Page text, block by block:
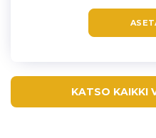
KATSO KAIKKI